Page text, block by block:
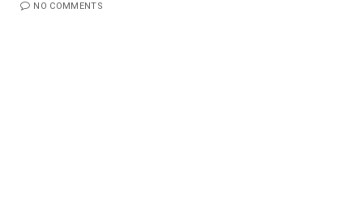
NO COMMENTS